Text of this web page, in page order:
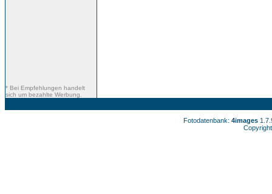
* Bei Empfehlungen handelt
sich um bezahlte Werbung.
Fotodatenbank: 4images